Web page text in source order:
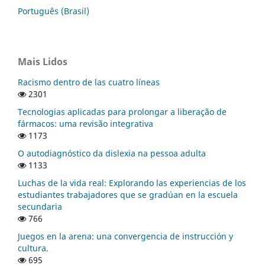
Português (Brasil)
Mais Lidos
Racismo dentro de las cuatro líneas
2301
Tecnologias aplicadas para prolongar a liberação de
fármacos: uma revisão integrativa
1173
O autodiagnóstico da dislexia na pessoa adulta
1133
Luchas de la vida real: Explorando las experiencias de los
estudiantes trabajadores que se gradúan en la escuela
secundaria
766
Juegos en la arena: una convergencia de instrucción y
cultura.
695